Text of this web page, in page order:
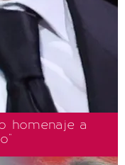
homenaje a